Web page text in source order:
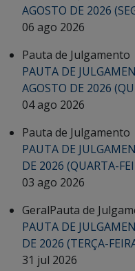
AGOSTO DE 2026
06 ago 2026
Pauta de Julgamento
PAUTA DE
AGOSTO DE 2026
04 ago 2026
Pauta de Julgamento
PAUTA DE
DE 2026 (QUARTA-
03 ago 2026
GeralPauta de
PAUTA DE
DE 2026 (TERÇA-
31 jul 2026